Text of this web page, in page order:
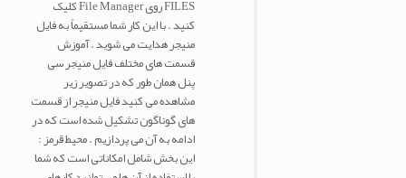
FILES روی File Manager کلیک
کنید . با این کار شما مستقیماً به فایل
منیجر هدایت می شوید . آموزش
قسمت های مختلف فایل منیجر سی
پنل همان طور که در تصویر زیر
مشاهده می کنید فایل منیجر از قسمت
های گوناگون تشکیل شده است که در
ادامه به آن می پردازیم . محیط قرمز :
این بخش شامل امکاناتی است که شما